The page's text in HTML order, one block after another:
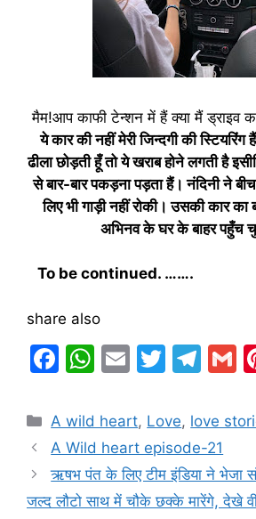
मैम!आप काफी टेन्शन में हैं क्या मैं
ये कार की नहीं मेरी जिन्दगी की स्टियरिंग
ढीला छोड़ती हूँ तो ये खराब होने लगती है
से बार-बार पकड़ना पड़ता हैं। नंदिनी ने
लिए भी गाड़ी नहीं रोकी। उसकी कार
अभिनव के घर के बाहर पहुँच
To be continued. …….
share also
F
c
e
b
o
W
at
s
A
p
E
ai
l
T
itt
er
T
e
gr
a
m
Categories
A wild heart, Love, love
A Wild heart episode-21
ऋषभ पंत के लिए टीम इंडिया ने भेजा
जल्द लौटो साथ में चौके छक्के मारेंगे, देखे